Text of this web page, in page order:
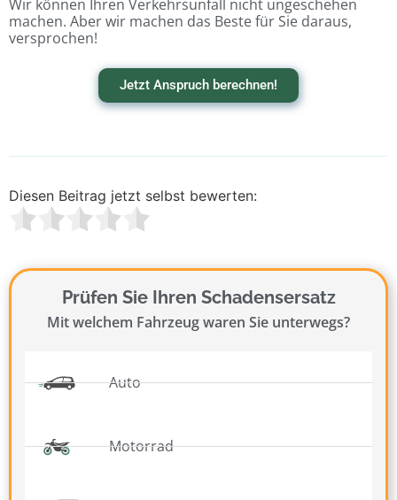
Wir können Ihren Verkehrsunfall nicht ungeschehen
machen. Aber wir machen das Beste für Sie daraus,
versprochen!
Jetzt Anspruch berechnen!
Diesen Beitrag jetzt selbst bewerten:
Prüfen Sie Ihren Schadensersatz
Mit welchem Fahrzeug waren Sie unterwegs?
Auto
Motorrad